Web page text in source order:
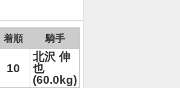
着順 騎手
10
北沢 伸
也
(60.0kg)